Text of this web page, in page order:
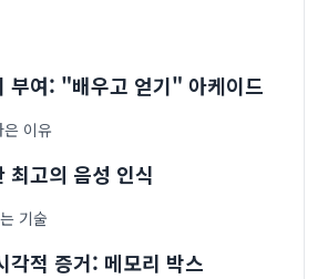
부여: "배우고 얻기" 아케이드
이유
최고의 음성 인식
기술
각적 증거: 메모리 박스